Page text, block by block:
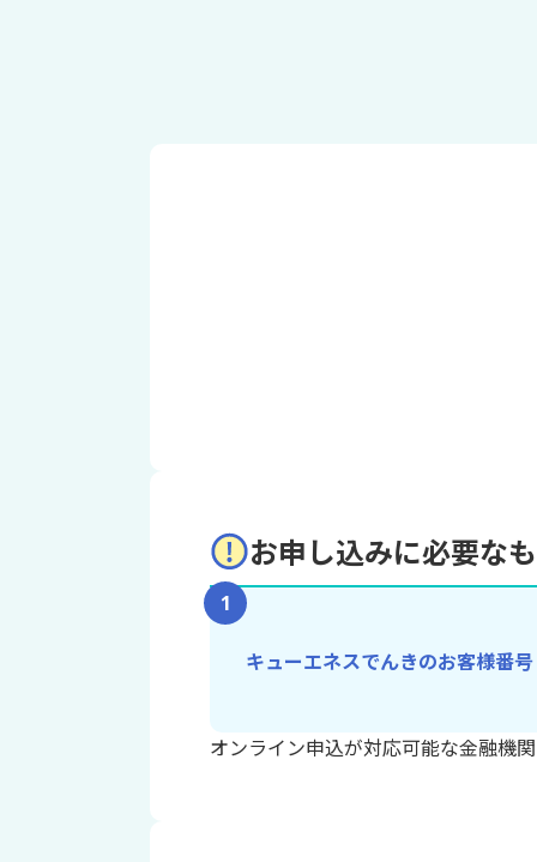
お申し込みに必要な
1
キューエネスでんきのお客様番号
オンライン申込が対応可能な金融機